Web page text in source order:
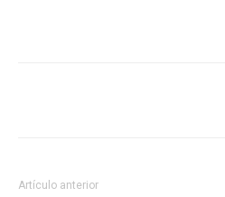
Artículo anterior